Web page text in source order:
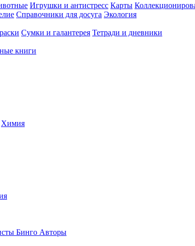
Игрушки и антистресс Карты
Справочники для досуга Экология
Сумки и галантерея Тетради и дневники
книги
Химия
Бинго Авторы